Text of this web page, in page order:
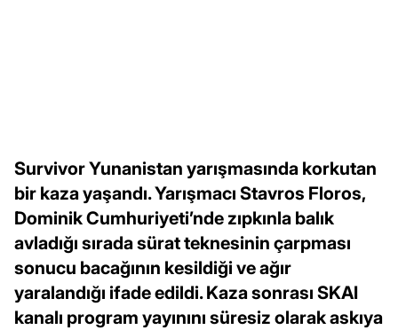
Survivor Yunanistan yarışmasında korkutan
bir kaza yaşandı. Yarışmacı Stavros Floros,
Dominik Cumhuriyeti’nde zıpkınla balık
avladığı sırada sürat teknesinin çarpması
sonucu bacağının kesildiği ve ağır
yaralandığı ifade edildi. Kaza sonrası SKAI
kanalı program yayınını süresiz olarak askıya